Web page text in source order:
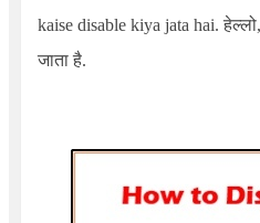
kaise disable kiya jata hai.
जाता है.